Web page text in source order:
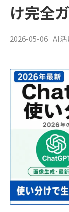
け完全
2026-05-06 AI活